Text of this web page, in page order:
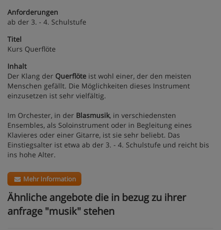
Anforderungen
ab der 3. - 4. Schulstufe
Titel
Kurs Querflöte
Inhalt
Der Klang der Querflöte ist wohl einer, der den meisten
Menschen gefällt. Die Möglichkeiten dieses Instrument
einzusetzen ist sehr vielfältig.
Im Orchester, in der Blasmusik, in verschiedensten
Ensembles, als Soloinstrument oder in Begleitung eines
Klavieres oder einer Gitarre, ist sie sehr beliebt. Das
Einstiegsalter ist etwa ab der 3. - 4. Schulstufe und reicht bis
ins hohe Alter.
Mehr Information
Ähnliche angebote die in bezug zu ihrer
anfrage "musik" stehen